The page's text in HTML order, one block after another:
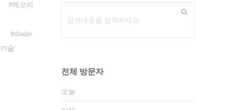
메모리
shader
기술
전체 방문자
오늘